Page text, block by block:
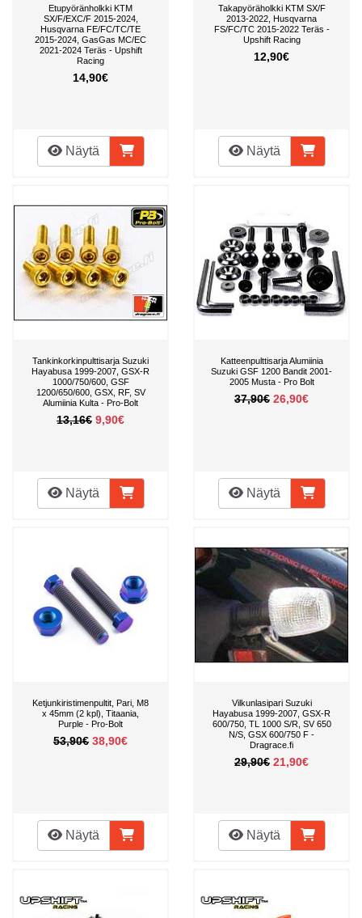
Etupyöränholkki KTM
SX/F/EXC/F 2015-2024,
Husqvarna FE/FC/TC/TE
2015-2024, GasGas MC/EC
2021-2024 Teräs - Upshift
Racing
14,90€
Näytä
Takapyöräholkki KTM SX/F
2013-2022, Husqvarna
FS/FC/TC 2015-2022 Teräs -
Upshift Racing
12,90€
Näytä
Tankinkorkinpulttisarja Suzuki
Hayabusa 1999-2007, GSX-R
1000/750/600, GSF
1200/650/600, GSX, RF, SV
Alumiinia Kulta - Pro-Bolt
13,16€ 9,90€
Näytä
Katteenpulttisarja Alumiinia
Suzuki GSF 1200 Bandit 2001-
2005 Musta - Pro Bolt
37,90€ 26,90€
Näytä
Ketjunkiristimenpultit, Pari, M8
x 45mm (2 kpl), Titaania,
Purple - Pro-Bolt
53,90€ 38,90€
Näytä
Vilkunlasipari Suzuki
Hayabusa 1999-2007, GSX-R
600/750, TL 1000 S/R, SV 650
N/S, GSX 600/750 F -
Dragrace.fi
29,90€ 21,90€
Näytä